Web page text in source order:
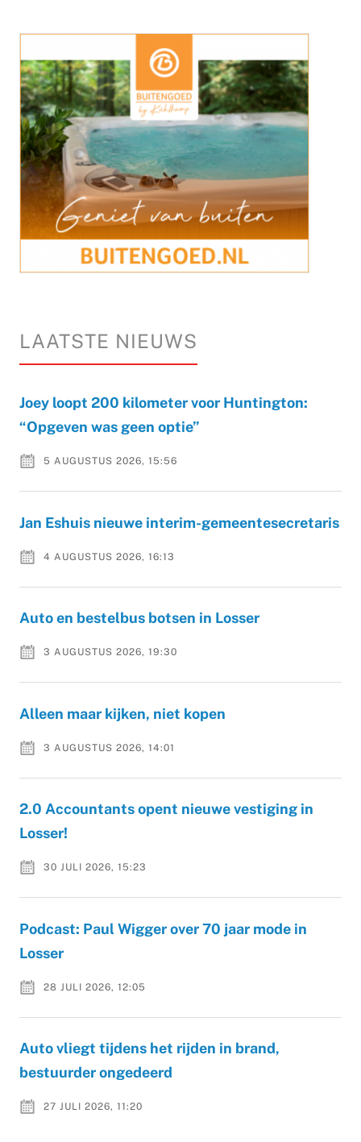
LAATSTE NIEUWS
Joey loopt 200 kilometer voor Huntington:
“Opgeven was geen optie”
5 AUGUSTUS 2026, 15:56
Jan Eshuis nieuwe interim-gemeentesecretaris
4 AUGUSTUS 2026, 16:13
Auto en bestelbus botsen in Losser
3 AUGUSTUS 2026, 19:30
Alleen maar kijken, niet kopen
3 AUGUSTUS 2026, 14:01
2.0 Accountants opent nieuwe vestiging in
Losser!
30 JULI 2026, 15:23
Podcast: Paul Wigger over 70 jaar mode in
Losser
28 JULI 2026, 12:05
Auto vliegt tijdens het rijden in brand,
bestuurder ongedeerd
27 JULI 2026, 11:20